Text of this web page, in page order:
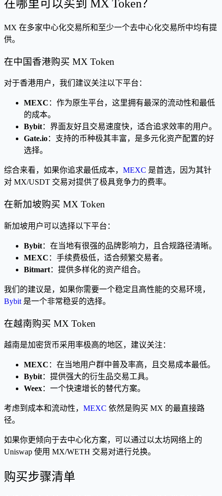
在哪里可以买到 MX Token？
MX 在多家中心化交易所和至少一个去中心化交易所中均有提
供。
在中国香港购买 MX Token
对于香港用户，我们建议关注以下平台：
MEXC ：作为原生平台，这里拥有最深的流动性和最低
的成本。
Bybit：界面友好且交易速度快，适合追求效率的用户。
Gate.io：支持的币种极其丰富，是多元化资产配置的好
选择。
综合来看，如果你追求最低成本， MEXC 是首选，因为其针
对 MX/USDT 交易对提供了极具竞争力的费率。
在新加坡购买 MX Token
新加坡用户可以选择以下平台：
Bybit：在当地有很强的品牌影响力，且合规路径清晰。
MEXC ：手续费极低，适合频繁交易者。
Bitmart：提供多样化的资产组合。
我们的建议是，如果你需要一个稳定且高性能的交易环境，
Bybit 是一个非常稳妥的选择。
在越南购买 MX Token
越南是加密货币采用率极高的地区，建议关注：
MEXC ：在当地用户群中普及率高，且交易成本最低。
Bybit：提供强大的衍生品交易工具。
Weex：一个快速增长的替代方案。
考虑到成本和流动性， MEXC 依然是购买 MX 的最直接路
径。
如果你更倾向于去中心化方案，可以通过以太坊网络上的
Uniswap 使用 MX/WETH 交易对进行兑换。
购买步骤清单